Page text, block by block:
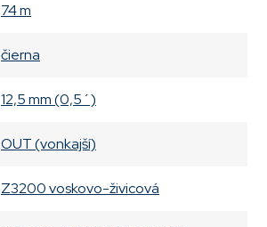
74 m
čierna
12,5 mm (0,5´)
OUT (vonkajší)
Z3200 voskovo-živicová